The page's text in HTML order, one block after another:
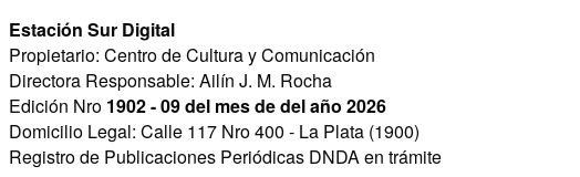
Estación Sur Digital
Propietario: Centro de Cultura y Comunicación
Directora Responsable: Ailín J. M. Rocha
Edición Nro 1902 - 09 del mes de del año 2026
Domicilio Legal: Calle 117 Nro 400 - La Plata (1900)
Registro de Publicaciones Periódicas DNDA en trámite